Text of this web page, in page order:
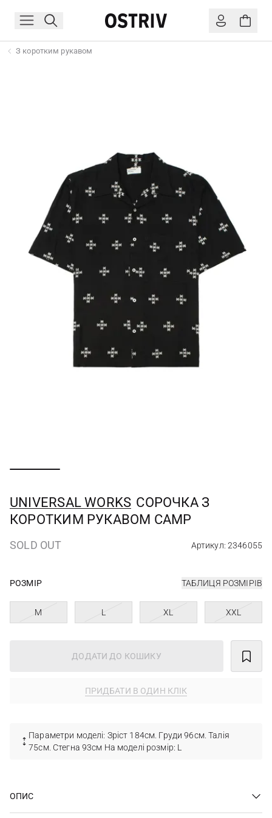
З коротким рукавом
UNIVERSAL WORKS СОРОЧКА З
КОРОТКИМ РУКАВОМ CAMP
SOLD OUT Артикул: 2346055
РОЗМІР ТАБЛИЦЯ РОЗМІРІВ
M L XL XXL
ДОДАТИ ДО КОШИКУ
ПРИДБАТИ В ОДИН КЛІК
Параметри моделі: Зріст 184см. Груди 96см. Талія
75см. Стегна 93см На моделі розмір: L
ОПИС